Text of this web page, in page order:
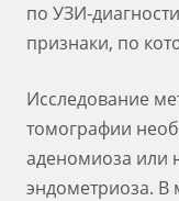
по УЗИ-
признаки, по
Исследование
томографии
аденомиоза или
эндометриоза. В